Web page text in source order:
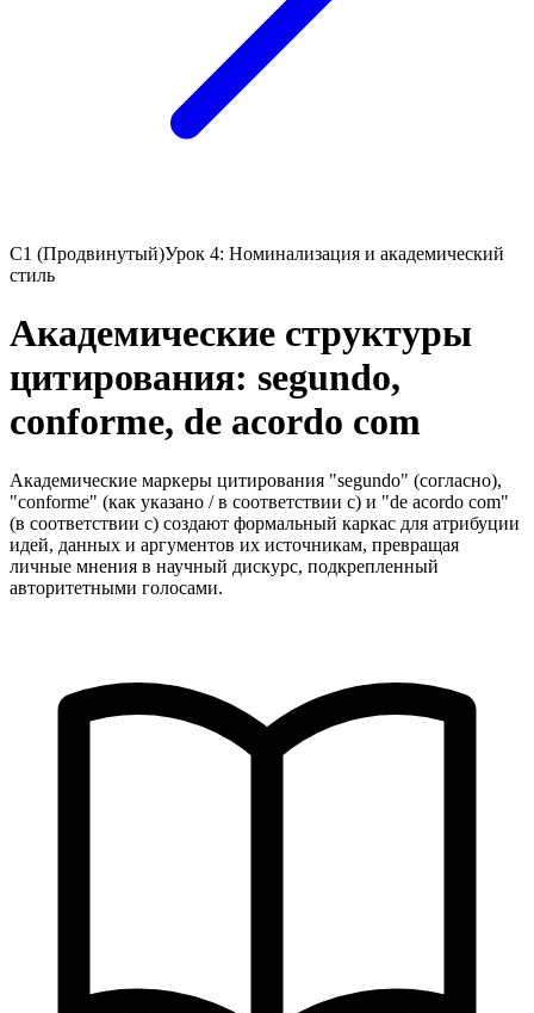
C1 (Продвинутый)Урок 4: Номинализация и академический
стиль
Академические структуры
цитирования: segundo,
conforme, de acordo com
Академические маркеры цитирования "segundo" (согласно),
"conforme" (как указано / в соответствии с) и "de acordo com"
(в соответствии с) создают формальный каркас для атрибуции
идей, данных и аргументов их источникам, превращая
личные мнения в научный дискурс, подкрепленный
авторитетными голосами.